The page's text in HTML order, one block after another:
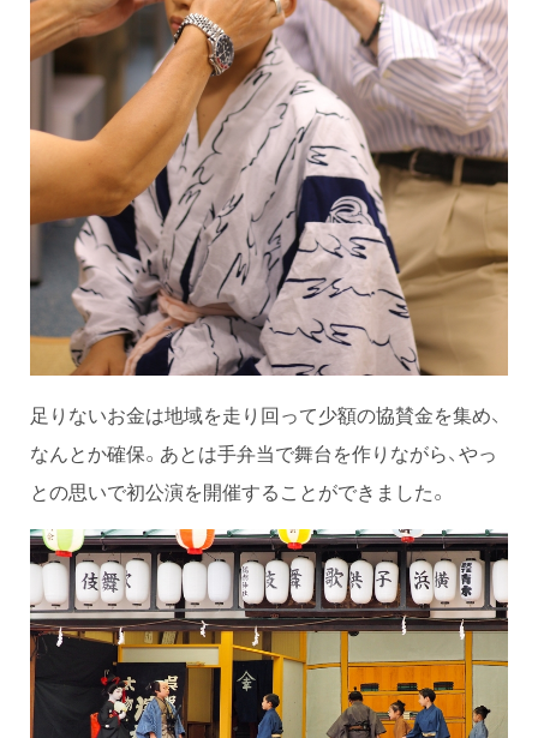
足りないお金は地域を走り回って少額の協賛金を集め、
なんとか確保。あとは手弁当で舞台を作りながら、やっ
との思いで初公演を開催することができました。